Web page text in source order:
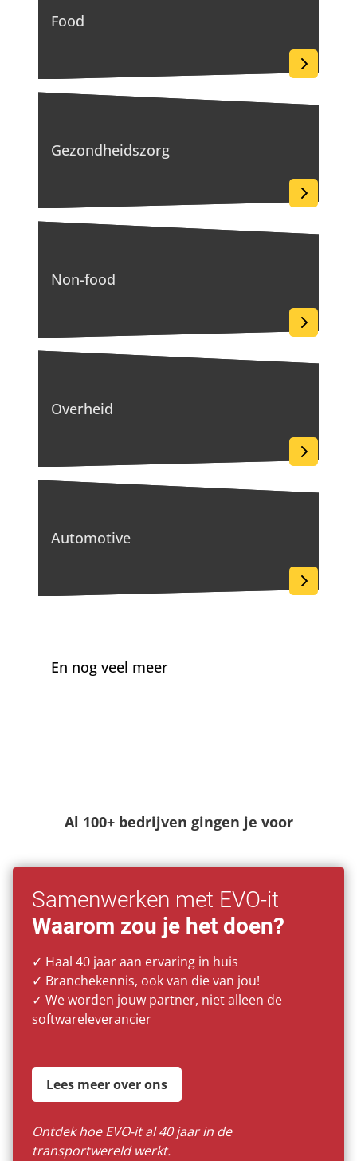
Food
Gezondheidszorg
Non-food
Overheid
Automotive
En nog veel meer
Al 100+ bedrijven gingen je voor
Samenwerken met EVO-it
Waarom zou je het doen?
✓ Haal 40 jaar aan ervaring in huis
✓ Branchekennis, ook van die van jou!
✓ We worden jouw partner, niet alleen de
softwareleverancier
Lees meer over ons
Ontdek hoe EVO-it al 40 jaar in de
transportwereld werkt.